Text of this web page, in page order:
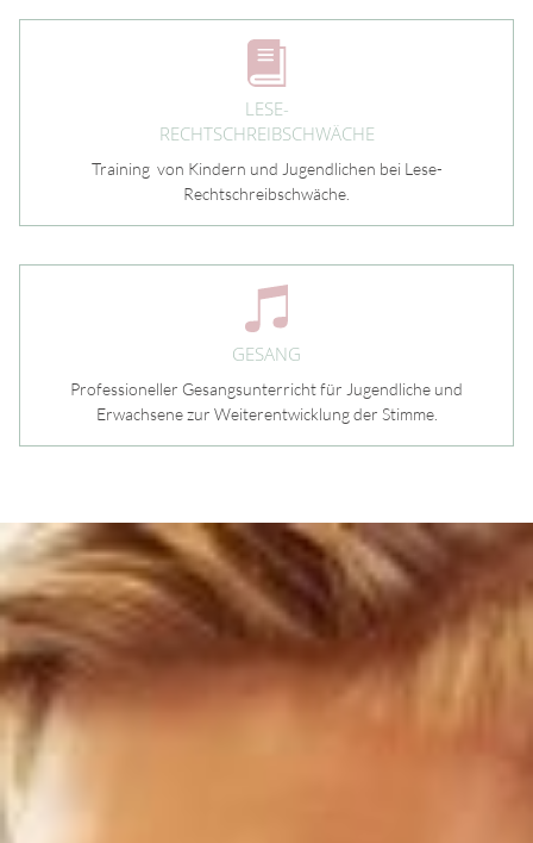
KONTAKT
LESE-
RECHTSCHREIBSCHWÄCHE
Training von Kindern und Jugendlichen bei Lese-
Rechtschreibschwäche.
GESANG
Professioneller Gesangsunterricht für Jugendliche und
Erwachsene zur Weiterentwicklung der Stimme.